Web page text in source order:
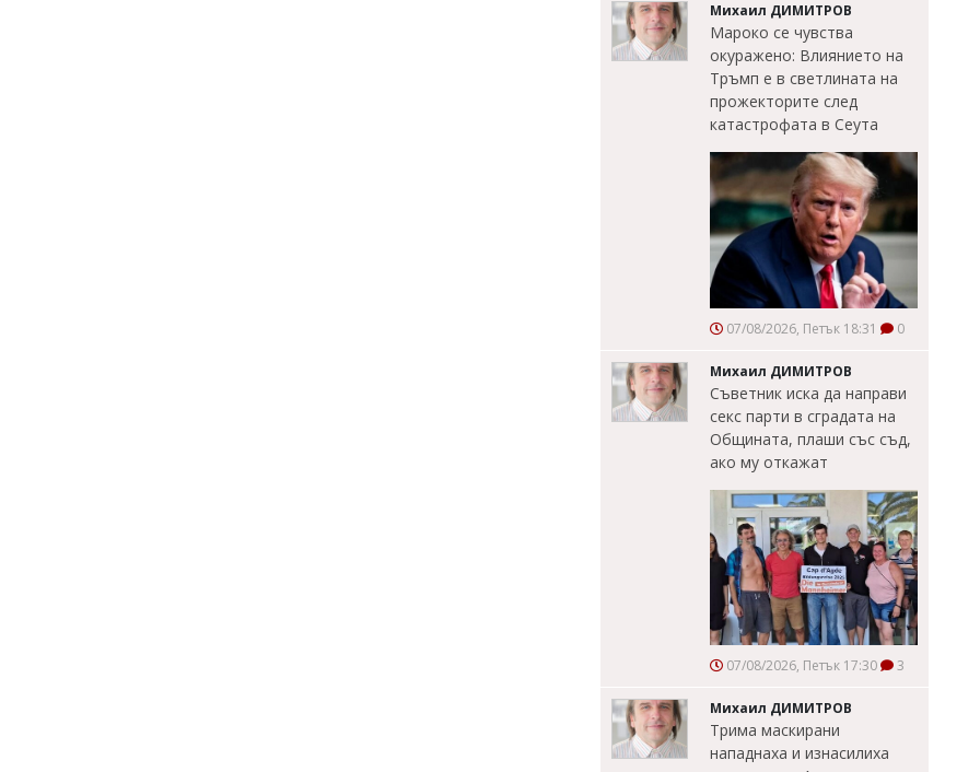
Михаил ДИМИТРОВ
Мароко се чувства
окуражено: Влиянието на
Тръмп е в светлината на
прожекторите след
катастрофата в Сеута
07/08/2026, Петък 18:31 0
Михаил ДИМИТРОВ
Съветник иска да направи
секс парти в сградата на
Общината, плаши със съд,
ако му откажат
07/08/2026, Петък 17:30 3
Михаил ДИМИТРОВ
Трима маскирани
нападнаха и изнасилиха